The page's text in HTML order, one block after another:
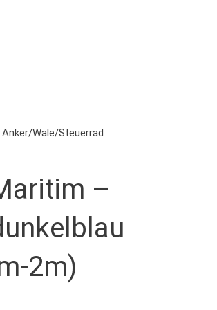
Wale/Steuerrad
–
2m)